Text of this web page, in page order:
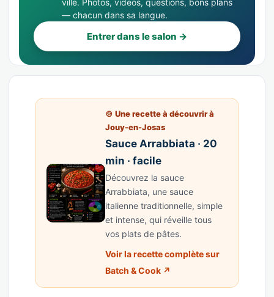
ville. Photos, videos, questions, bons plans
— chacun dans sa langue.
Entrer dans le salon →
🍲 Une recette à découvrir à
Jouy-en-Josas
Sauce Arrabbiata · 20
min · facile
Découvrez la sauce
Arrabbiata, une sauce
italienne traditionnelle, simple
et intense, qui réveille tous
vos plats de pâtes.
Voir la recette complète sur
Batch & Cook ↗